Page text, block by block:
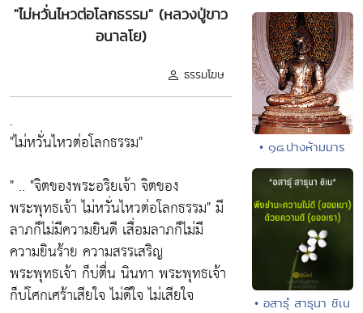
"ไม่หวั่นไหวต่อโลกธรรม" (หลวงปู่ขาว
อนาลโย)
ธรรมโฆษ
.
"ไม่หวั่นไหวต่อโลกธรรม"
" .. "จิตของพระอริยเจ้า จิตของ
พระพุทธเจ้า ไม่หวั่นไหวต่อโลกธรรม" มี
ลาภก็ไม่มีความยินดี เสื่อมลาภก็ไม่มี
ความยินร้าย ความสรรเสริญ
พระพุทธเจ้า ก็บ่ตื่น นินทา พระพุทธเจ้า
ก็บ่โศกเศร้าเสียใจ ไม่ดีใจ ไม่เสียใจ
• ๑๘.ปางห้ามมาร
• อสาธุํ สาธุนา ชิเน